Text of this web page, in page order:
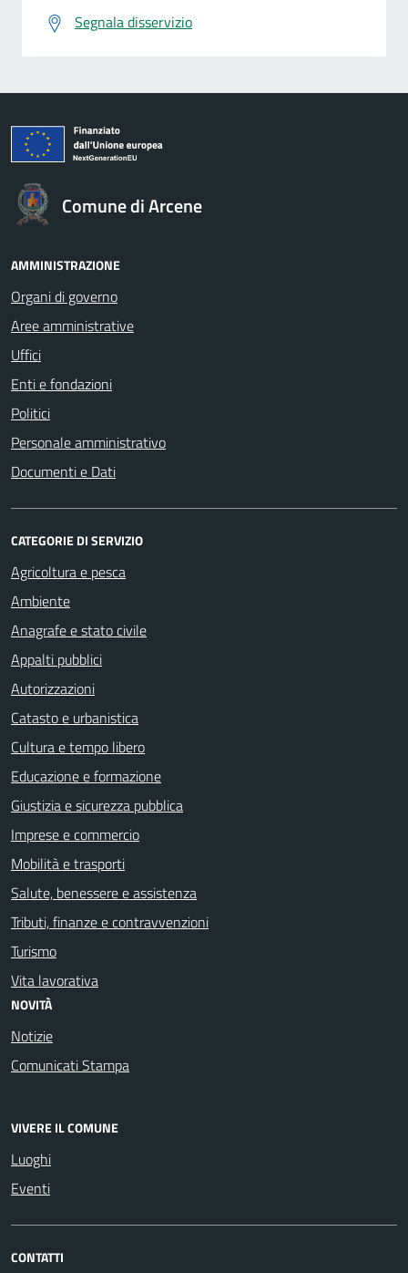
Segnala disservizio
Comune di Arcene
AMMINISTRAZIONE
Organi di governo
Aree amministrative
Uffici
Enti e fondazioni
Politici
Personale amministrativo
Documenti e Dati
CATEGORIE DI SERVIZIO
Agricoltura e pesca
Ambiente
Anagrafe e stato civile
Appalti pubblici
Autorizzazioni
Catasto e urbanistica
Cultura e tempo libero
Educazione e formazione
Giustizia e sicurezza pubblica
Imprese e commercio
Mobilità e trasporti
Salute, benessere e assistenza
Tributi, finanze e contravvenzioni
Turismo
Vita lavorativa
NOVITÀ
Notizie
Comunicati Stampa
VIVERE IL COMUNE
Luoghi
Eventi
CONTATTI